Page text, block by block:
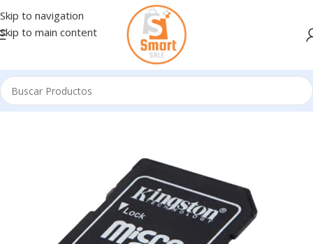
Skip to navigation
Skip to main content
Inicio/Memorias Flash